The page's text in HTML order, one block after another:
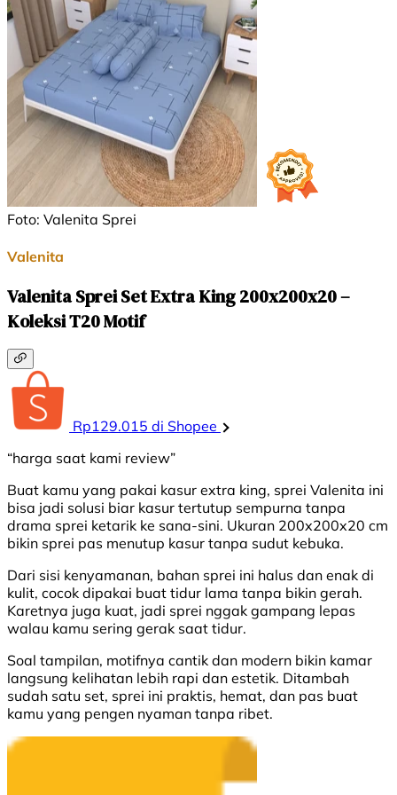
Foto: Valenita Sprei
Valenita
Valenita Sprei Set Extra King 200x200x20 –
Koleksi T20 Motif
Rp129.015 di Shopee
“harga saat kami review”
Buat kamu yang pakai kasur extra king, sprei Valenita ini
bisa jadi solusi biar kasur tertutup sempurna tanpa
drama sprei ketarik ke sana-sini. Ukuran 200x200x20 cm
bikin sprei pas menutup kasur tanpa sudut kebuka.
Dari sisi kenyamanan, bahan sprei ini halus dan enak di
kulit, cocok dipakai buat tidur lama tanpa bikin gerah.
Karetnya juga kuat, jadi sprei nggak gampang lepas
walau kamu sering gerak saat tidur.
Soal tampilan, motifnya cantik dan modern bikin kamar
langsung kelihatan lebih rapi dan estetik. Ditambah
sudah satu set, sprei ini praktis, hemat, dan pas buat
kamu yang pengen nyaman tanpa ribet.